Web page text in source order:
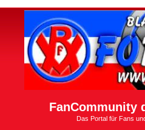
FanCommunity
Das Portal für Fans